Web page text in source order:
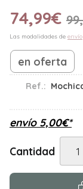
74,99€
Las modalidades de envío
en oferta
Ref.:
envío 5,00€*
Cantidad